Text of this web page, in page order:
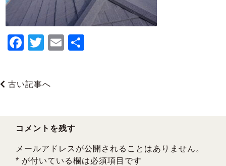
F
e
o
k
T
er
E
古い記事へ
コメントを残す
メールアドレスが公開されることはありません。
* が付いている欄は必須項目です